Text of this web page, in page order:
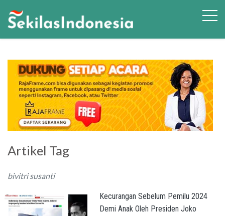
Artikel Tag
bivitri susanti
Kecurangan Sebelum Pemilu 2024
Demi Anak Oleh Presiden Joko